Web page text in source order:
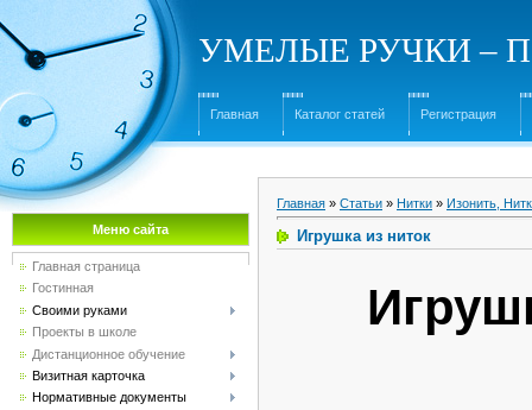
УМЕЛЫЕ РУЧКИ –
Главная Каталог статей Регистрация
Меню сайта
Главная страница
Гостинная
Своими руками
Проекты в школе
Дистанционное обучение
Визитная карточка
Нормативные документы
Главная » Статьи » Нитки » Изонить,
Игрушка из ниток